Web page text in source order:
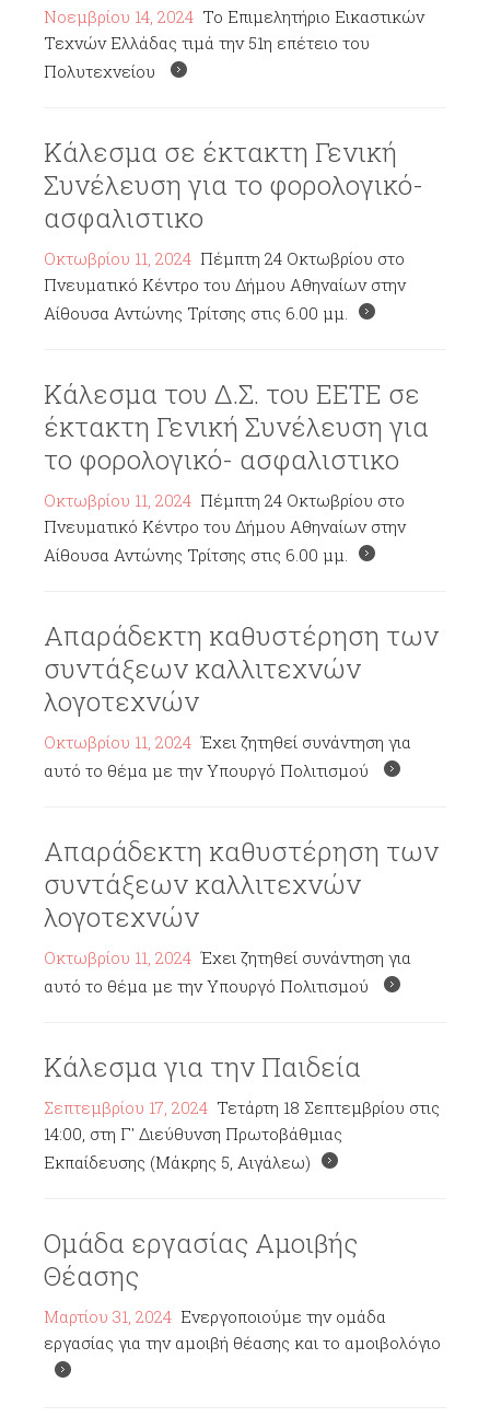
Νοεμβρίου 14, 2024 Το Επιμελητήριο Εικαστικών
Τεχνών Ελλάδας τιμά την 51η επέτειο του
Πολυτεχνείου
Κάλεσμα σε έκτακτη Γενική
Συνέλευση για το φορολογικό-
ασφαλιστικο
Οκτωβρίου 11, 2024 Πέμπτη 24 Οκτωβρίου στο
Πνευματικό Κέντρο του Δήμου Αθηναίων στην
Αίθουσα Αντώνης Τρίτσης στις 6.00 μμ.
Κάλεσμα του Δ.Σ. του ΕΕΤΕ σε
έκτακτη Γενική Συνέλευση για
το φορολογικό- ασφαλιστικο
Οκτωβρίου 11, 2024 Πέμπτη 24 Οκτωβρίου στο
Πνευματικό Κέντρο του Δήμου Αθηναίων στην
Αίθουσα Αντώνης Τρίτσης στις 6.00 μμ.
Απαράδεκτη καθυστέρηση των
συντάξεων καλλιτεχνών
λογοτεχνών
Οκτωβρίου 11, 2024 Έχει ζητηθεί συνάντηση για
αυτό το θέμα με την Υπουργό Πολιτισμού
Απαράδεκτη καθυστέρηση των
συντάξεων καλλιτεχνών
λογοτεχνών
Οκτωβρίου 11, 2024 Έχει ζητηθεί συνάντηση για
αυτό το θέμα με την Υπουργό Πολιτισμού
Κάλεσμα για την Παιδεία
Σεπτεμβρίου 17, 2024 Τετάρτη 18 Σεπτεμβρίου στις
14:00, στη Γ' Διεύθυνση Πρωτοβάθμιας
Εκπαίδευσης (Μάκρης 5, Αιγάλεω)
Ομάδα εργασίας Αμοιβής
Θέασης
Μαρτίου 31, 2024 Ενεργοποιούμε την ομάδα
εργασίας για την αμοιβή θέασης και το αμοιβολόγιο